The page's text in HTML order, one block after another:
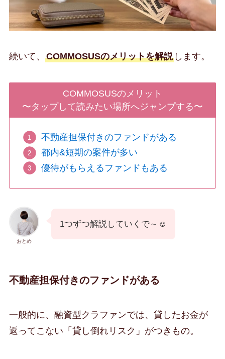
続いて、 COMMOSUSのメリットを解説します。
COMMOSUSのメリット
〜タップして読みたい場所へジャンプする〜
不動産担保付きのファンドがある
都内&短期の案件が多い
優待がもらえるファンドもある
おとめ
1つずつ解説していくで～☺️
不動産担保付きのファンドがある
一般的に、融資型クラファンでは、貸したお金が
返ってこない「貸し倒れリスク」がつきもの。